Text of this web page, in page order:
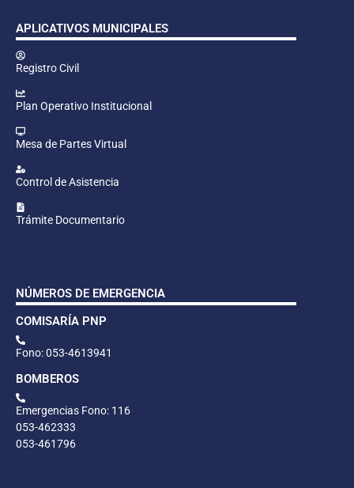
APLICATIVOS MUNICIPALES
Registro Civil
Plan Operativo Institucional
Mesa de Partes Virtual
Control de Asistencia
Trámite Documentario
NÚMEROS DE EMERGENCIA
COMISARÍA PNP
Fono: 053-4613941
BOMBEROS
Emergencias Fono: 116
053-462333
053-461796